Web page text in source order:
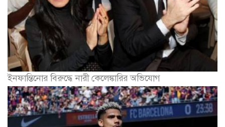
ইনফান্তিনোর বিরুদ্ধে নারী কেলেঙ্কারির অভিযোগ